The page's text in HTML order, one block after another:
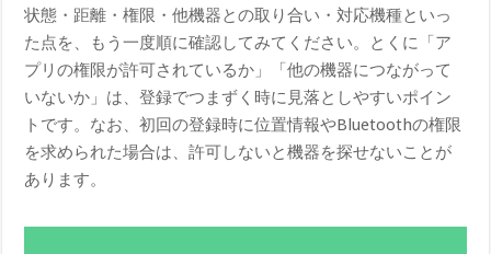
状態・距離・権限・他機器との取り合い・対応機種といっ
た点を、もう一度順に確認してみてください。とくに「ア
プリの権限が許可されているか」「他の機器につながって
いないか」は、登録でつまずく時に見落としやすいポイン
トです。なお、初回の登録時に位置情報やBluetoothの権限
を求められた場合は、許可しないと機器を探せないことが
あります。